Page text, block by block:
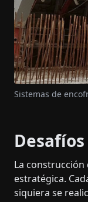
Sistemas de
La
estratégica.
siquiera se